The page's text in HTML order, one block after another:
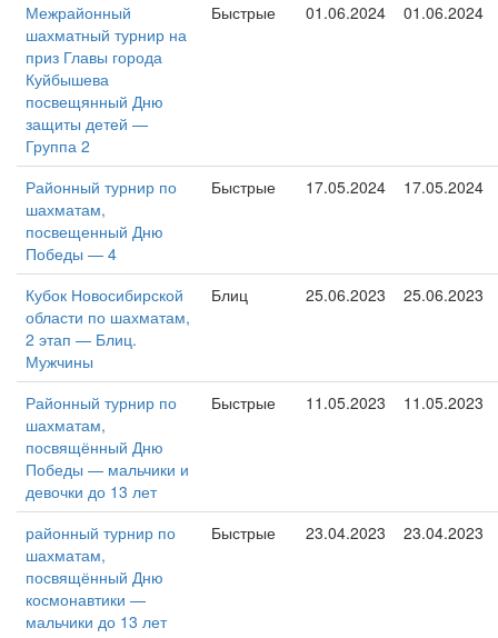
Межрайонный
шахматный турнир на
приз Главы города
Куйбышева
посвещянный Дню
защиты детей —
Группа 2
Быстрые 01.06.2024 01.06.2024
Районный турнир по
шахматам,
посвещенный Дню
Победы — 4
Быстрые 17.05.2024 17.05.2024
Кубок Новосибирской
области по шахматам,
2 этап — Блиц.
Мужчины
Блиц 25.06.2023 25.06.2023
Районный турнир по
шахматам,
посвящённый Дню
Победы — мальчики и
девочки до 13 лет
Быстрые 11.05.2023 11.05.2023
районный турнир по
шахматам,
посвящённый Дню
космонавтики —
мальчики до 13 лет
Быстрые 23.04.2023 23.04.2023